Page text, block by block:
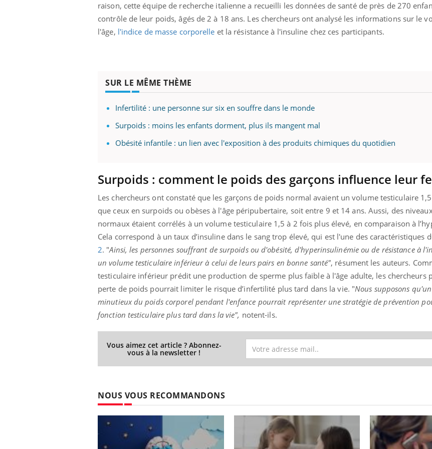
raison, cette équipe de recherche italienne a recueilli les données de santé de près de 270
contrôle de leur poids, âgés de 2 à 18 ans. Les chercheurs ont analysé les informations sur le
l'âge, l'indice de masse corporelle et la résistance à l'insuline chez ces participants.
SUR LE MÊME THÈME
Infertilité : une personne sur six en souffre dans le monde
Surpoids : moins les enfants dorment, plus ils mangent mal
Obésité infantile : un lien avec l'exposition à des produits chimiques du quotidien
Surpoids : comment le poids des garçons influence leur
Les chercheurs ont constaté que les garçons de poids normal avaient un volume testiculaire
que ceux en surpoids ou obèses à l'âge péripubertaire, soit entre 9 et 14 ans. Aussi, des
normaux étaient corrélés à un volume testiculaire 1,5 à 2 fois plus élevé, en comparaison à
Cela correspond à un taux d’insuline dans le sang trop élevé, qui est l'une des caractéristiques
2. "Ainsi, les personnes souffrant de surpoids ou d'obésité, d'hyperinsulinémie ou de résistance à
un volume testiculaire inférieur à celui de leurs pairs en bonne santé", résument les auteurs.
testiculaire inférieur prédit une production de sperme plus faible à l'âge adulte, les chercheurs
perte de poids pourrait limiter le risque d’infertilité plus tard dans la vie. "Nous supposons
minutieux du poids corporel pendant l'enfance pourrait représenter une stratégie de prévention
fonction testiculaire plus tard dans la vie", notent-ils.
Vous aimez cet article ? Abonnez-
vous à la newsletter !
NOUS VOUS RECOMMANDONS